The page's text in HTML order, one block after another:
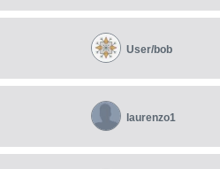
User/bob
laurenzo1